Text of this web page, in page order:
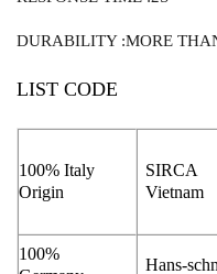
DURABILITY :MORE
LIST CODE
100% Italy
Origin
SIRCA
Vietnam
100%
Hans-